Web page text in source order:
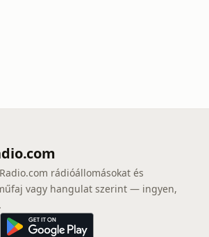
rádióállomásokat és
vagy hangulat szerint — ingyen,